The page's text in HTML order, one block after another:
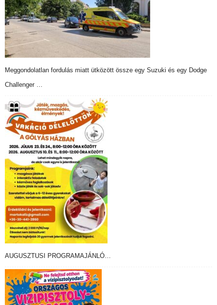
Meggondolatlan fordulás miatt ütközött össze egy Suzuki és egy Dodge
Challenger …
AUGUSZTUSI PROGRAMAJÁNLÓ…